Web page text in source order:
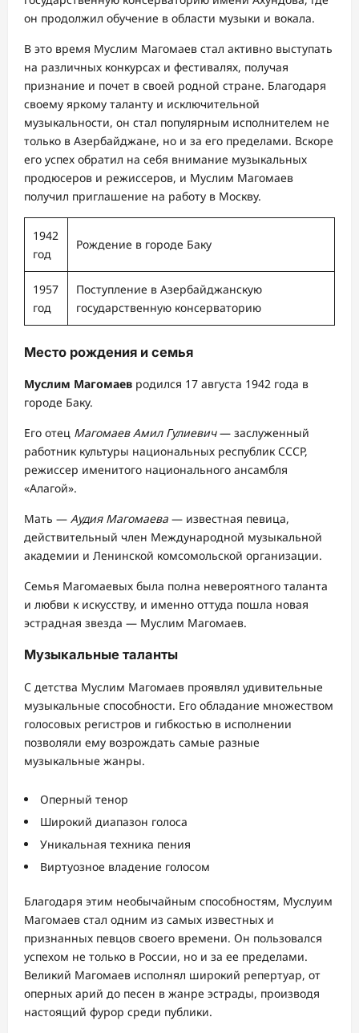
он продолжил обучение в области музыки и вокала.
В это время Муслим Магомаев стал активно выступать
на различных конкурсах и фестивалях, получая
признание и почет в своей родной стране. Благодаря
своему яркому таланту и исключительной
музыкальности, он стал популярным исполнителем не
только в Азербайджане, но и за его пределами. Вскоре
его успех обратил на себя внимание музыкальных
продюсеров и режиссеров, и Муслим Магомаев
получил приглашение на работу в Москву.
1942
год
Рождение в городе Баку
1957
год
Поступление в Азербайджанскую
государственную консерваторию
Место рождения и семья
Муслим Магомаев родился 17 августа 1942 года в
городе Баку.
Его отец Магомаев Амил Гулиевич— заслуженный
работник культуры национальных республик СССР,
режиссер именитого национального ансамбля
«Алагой».
Мать — Аудия Магомаева — известная певица,
действительный член Международной музыкальной
академии и Ленинской комсомольской организации.
Семья Магомаевых была полна невероятного таланта
и любви к искусству, и именно оттуда пошла новая
эстрадная звезда — Муслим Магомаев.
Музыкальные таланты
С детства Муслим Магомаев проявлял удивительные
музыкальные способности. Его обладание множеством
голосовых регистров и гибкостью в исполнении
позволяли ему возрождать самые разные
музыкальные жанры.
Оперный тенор
Широкий диапазон голоса
Уникальная техника пения
Виртуозное владение голосом
Благодаря этим необычайным способностям, Муслуим
Магомаев стал одним из самых известных и
признанных певцов своего времени. Он пользовался
успехом не только в России, но и за ее пределами.
Великий Магомаев исполнял широкий репертуар, от
оперных арий до песен в жанре эстрады, производя
настоящий фурор среди публики.